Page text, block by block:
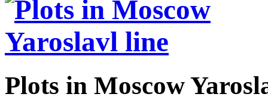
Plots in Moscow